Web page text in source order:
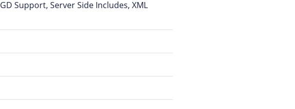
Support, Server Side Includes, XML